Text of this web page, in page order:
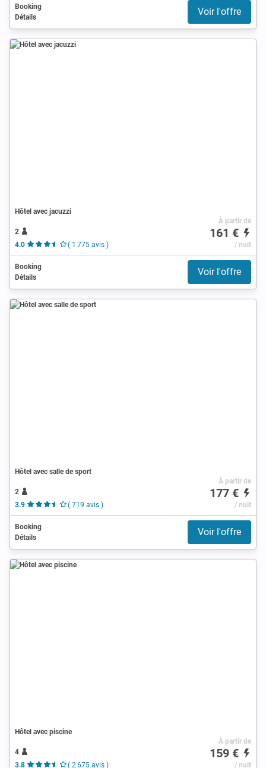
Booking
Détails
Voir l'offre
Hôtel avec jacuzzi
2
4.0
( 1 775 avis )
À partir de
161 €
/ nuit
Booking
Détails
Voir l'offre
Hôtel avec salle de sport
2
3.9
( 719 avis )
À partir de
177 €
/ nuit
Booking
Détails
Voir l'offre
Hôtel avec piscine
4
3.8
( 2 675 avis )
À partir de
159 €
/ nuit